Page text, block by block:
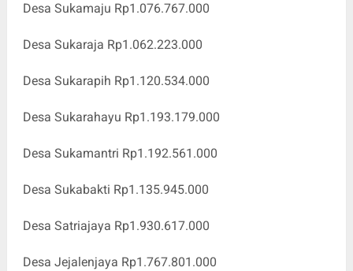
Desa Sukamaju Rp1.076.767.000
Desa Sukaraja Rp1.062.223.000
Desa Sukarapih Rp1.120.534.000
Desa Sukarahayu Rp1.193.179.000
Desa Sukamantri Rp1.192.561.000
Desa Sukabakti Rp1.135.945.000
Desa Satriajaya Rp1.930.617.000
Desa Jejalenjaya Rp1.767.801.000